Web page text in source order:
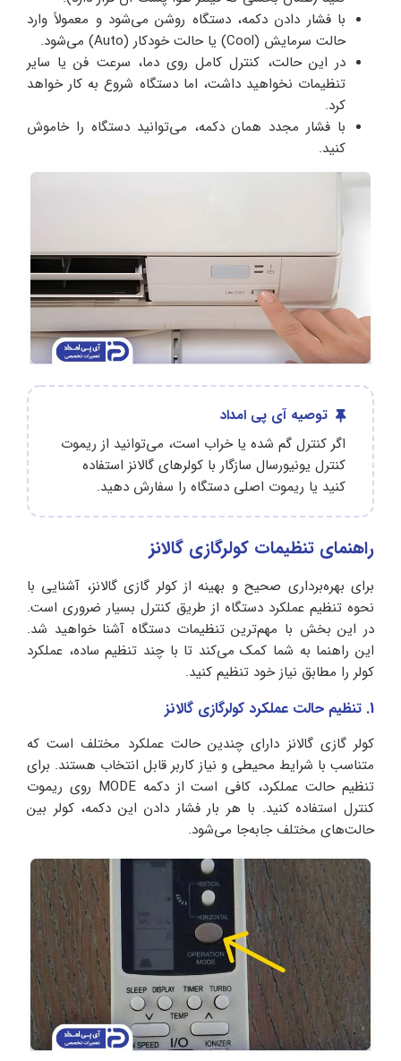
با فشار دادن دکمه، دستگاه روشن می‌شود و معمولاً وارد
حالت سرمایش (Cool) یا حالت خودکار (Auto) می‌شود.
در این حالت، کنترل کامل روی دما، سرعت فن یا سایر
تنظیمات نخواهید داشت، اما دستگاه شروع به کار خواهد
کرد.
با فشار مجدد همان دکمه، می‌توانید دستگاه را خاموش
کنید.
توصیه آی پی امداد
اگر کنترل گم شده یا خراب است، می‌توانید از ریموت
کنترل یونیورسال سازگار با کولرهای گالانز استفاده
کنید یا ریموت اصلی دستگاه را سفارش دهید.
راهنمای تنظیمات کولرگازی گالانز
برای بهره‌برداری صحیح و بهینه از کولر گازی گالانز، آشنایی با
نحوه تنظیم عملکرد دستگاه از طریق کنترل بسیار ضروری است.
در این بخش با مهم‌ترین تنظیمات دستگاه آشنا خواهید شد.
این راهنما به شما کمک می‌کند تا با چند تنظیم ساده، عملکرد
کولر را مطابق نیاز خود تنظیم کنید.
1. تنظیم حالت عملکرد کولرگازی گالانز
کولر گازی گالانز دارای چندین حالت عملکرد مختلف است که
متناسب با شرایط محیطی و نیاز کاربر قابل انتخاب هستند. برای
تنظیم حالت عملکرد، کافی است از دکمه MODE روی ریموت
کنترل استفاده کنید. با هر بار فشار دادن این دکمه، کولر بین
حالت‌های مختلف جابه‌جا می‌شود.